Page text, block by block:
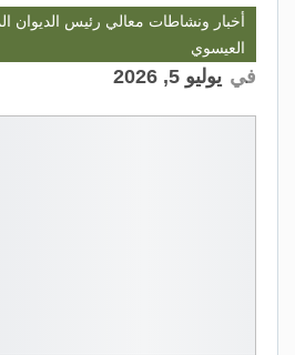
أخبار ونشاطات معالي رئيس الديوان
العيسوي
في يوليو 5, 2026